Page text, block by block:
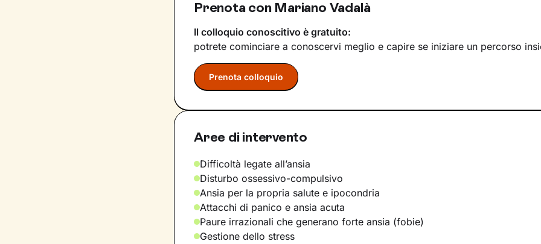
Prenota con Mariano Vadalà
Il colloquio conoscitivo è gratuito:
potrete cominciare a conoscervi meglio e capire se iniziare un percorso
Prenota colloquio
Aree di intervento
Difficoltà legate all’ansia
Disturbo ossessivo-compulsivo
Ansia per la propria salute e ipocondria
Attacchi di panico e ansia acuta
Paure irrazionali che generano forte ansia (fobie)
Gestione dello stress